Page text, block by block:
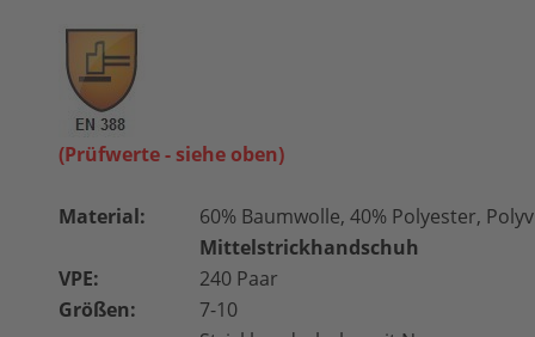
(Prüfwerte - siehe oben)
Material:
60% Baumwolle, 40% Polyester,
Mittelstrickhandschuh
VPE:
240 Paar
Größen:
7-10